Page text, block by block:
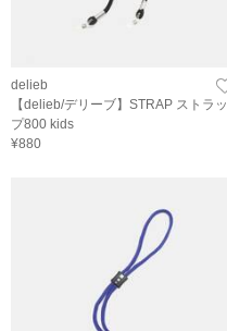
delieb
【delieb/デリーブ】STRAP ストラッ
プ800 kids
¥880